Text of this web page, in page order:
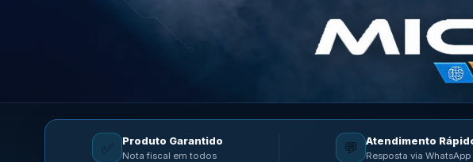
✅ Produto Garantido
Nota fiscal em todos 💬 Atendimento
Resposta via WhatsApp